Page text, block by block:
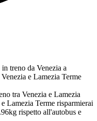
treno da Venezia a
e Lamezia Terme
tra Venezia e Lamezia
Lamezia Terme risparmierai
rispetto all'autobus e